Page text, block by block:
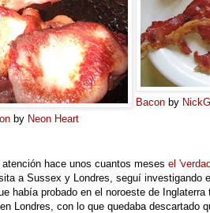
by Neon Heart
Bacon by
hace unos cuantos meses el
a Sussex y Londres, seguí investigando
había probado en el noroeste de
Londres, con lo que quedaba descartado